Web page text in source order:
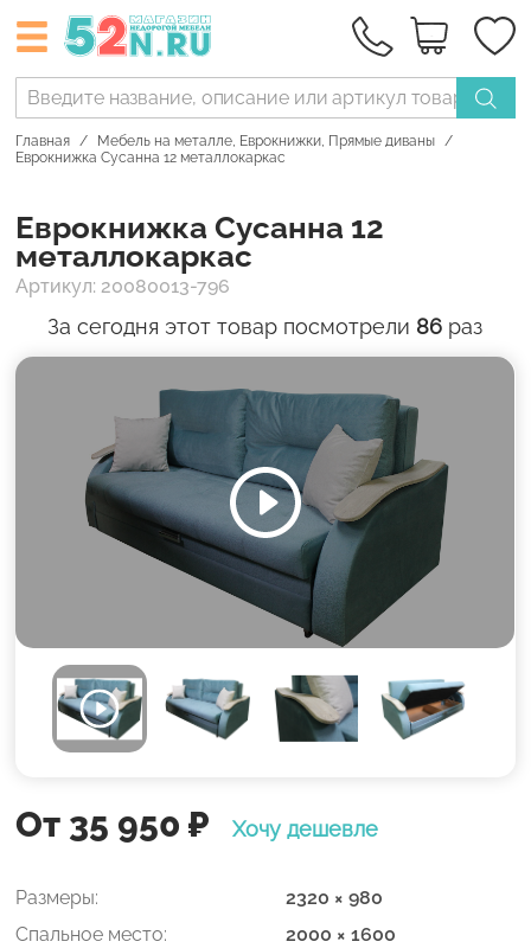
Главная Мебель на металле, Еврокнижки, Прямые диваны
Еврокнижка Сусанна 12 металлокаркас
Еврокнижка Сусанна 12
металлокаркас
Артикул: 20080013-796
За сегодня этот товар посмотрели 86 раз
От 35 950 ₽ Хочу дешевле
Размеры:
2320 × 980
Спальное место:
2000 × 1600